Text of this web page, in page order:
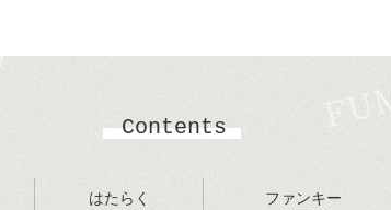
Contents
はたらく
ファンキー